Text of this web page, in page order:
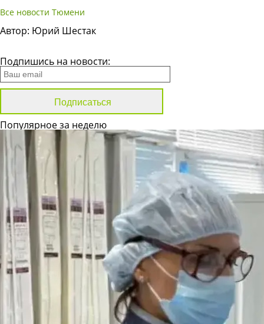
Все новости Тюмени
Автор: Юрий Шестак
Подпишись на новости:
Популярное за неделю